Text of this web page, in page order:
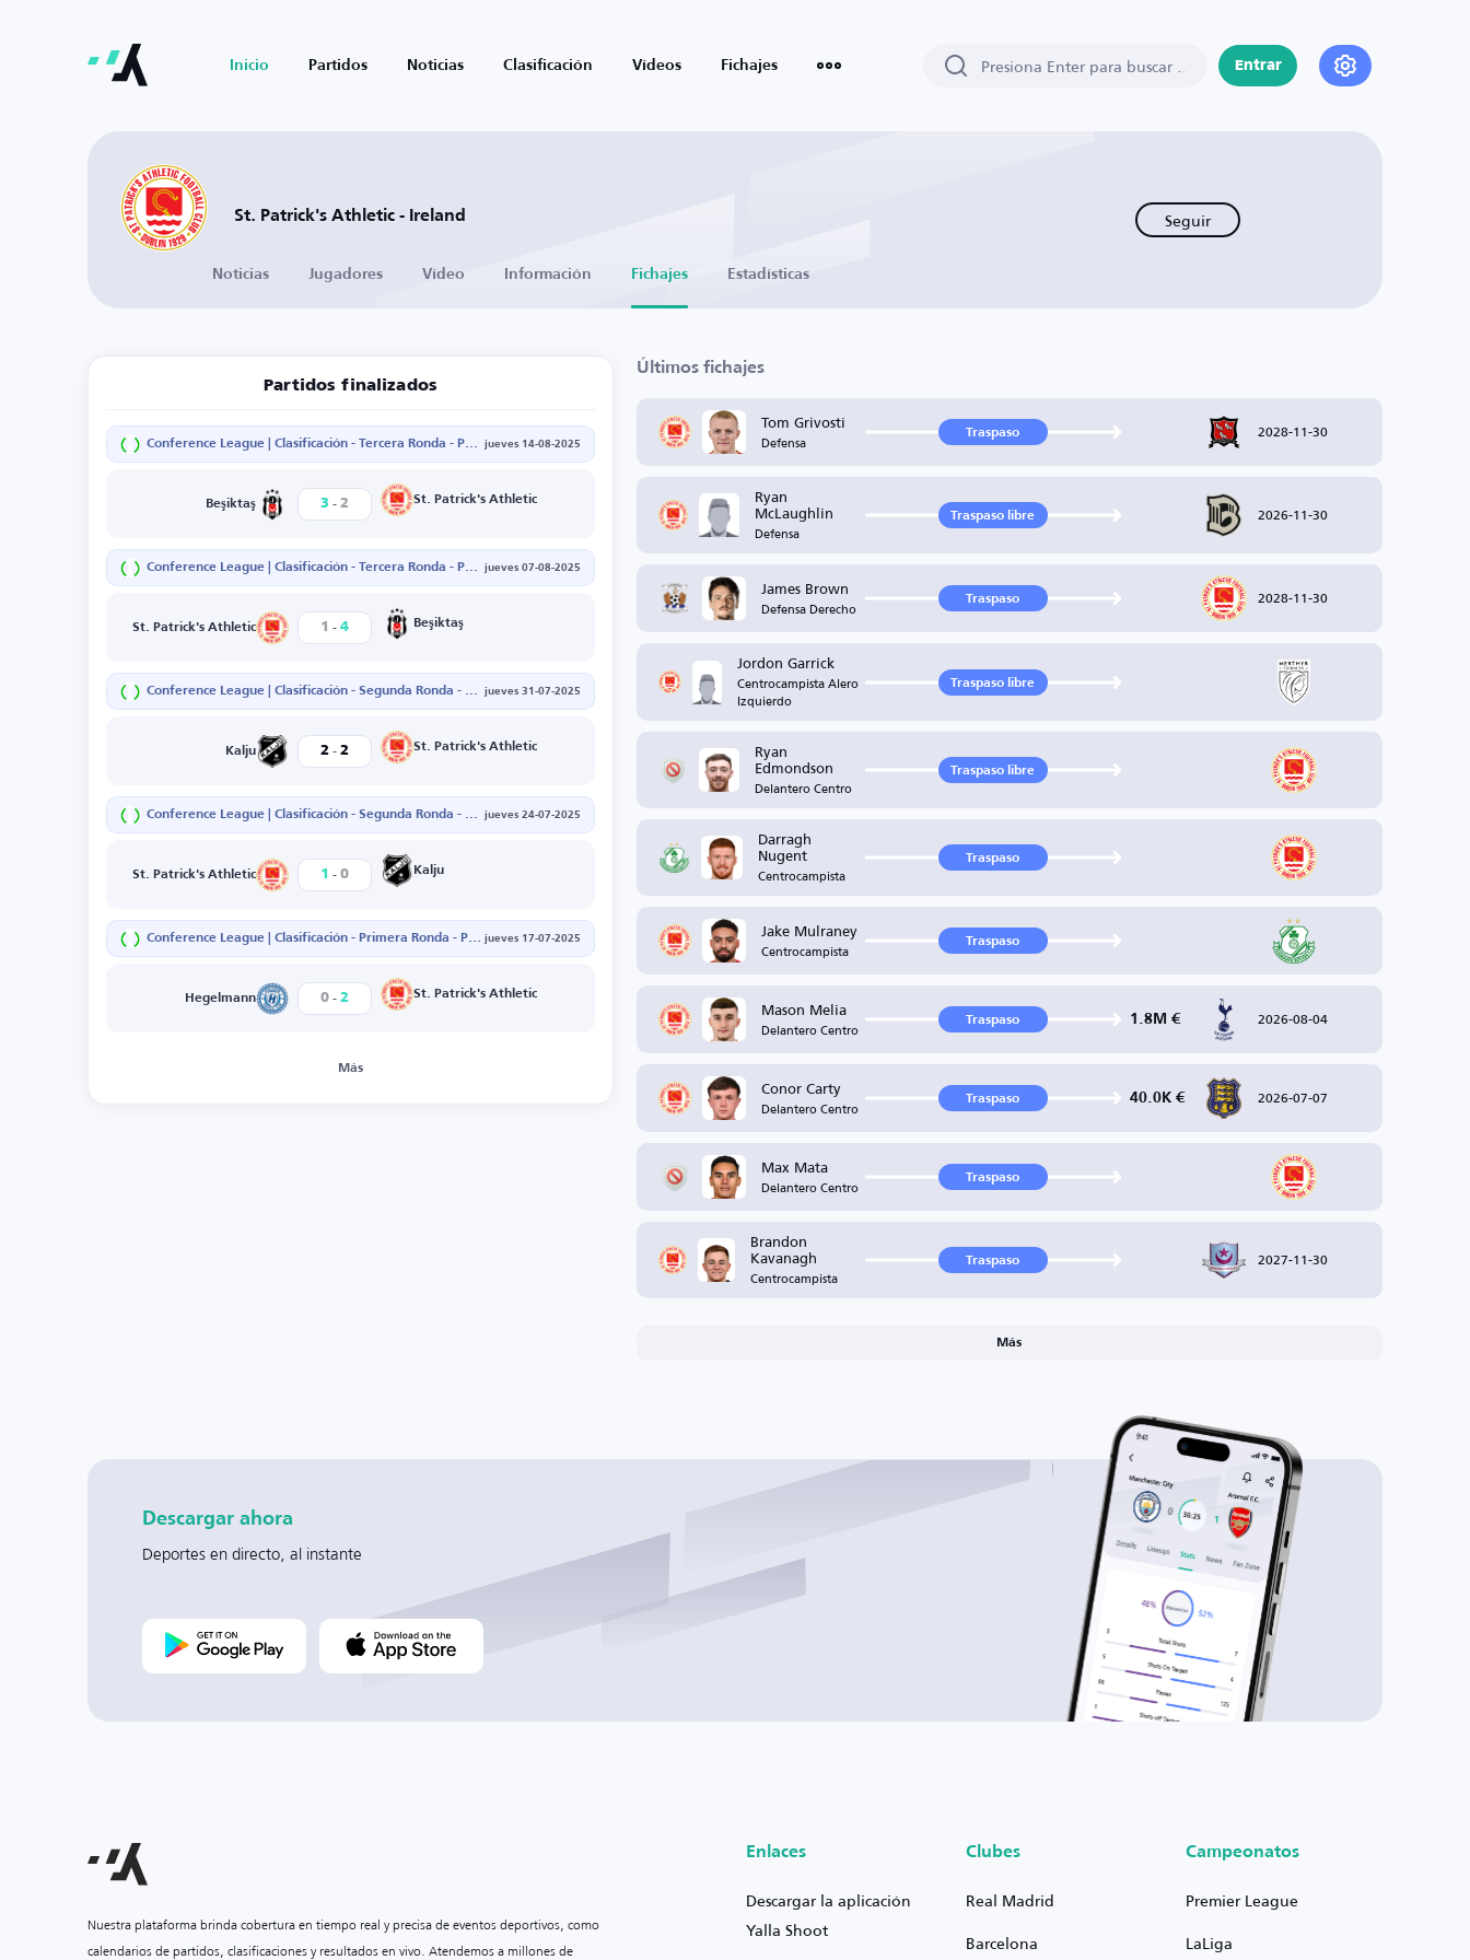
Inicio Partidos Noticias Clasificación Vídeos Fichajes Entrar
St. Patrick's Athletic - Ireland Seguir
Noticias Jugadores Vídeo Información Fichajes Estadísticas
Partidos finalizados
Conference League | Clasificación - Tercera Ronda - Partido de vuelta jueves 14-08-2025
Beşiktaş 3 - 2 St. Patrick's Athletic
Conference League | Clasificación - Tercera Ronda - Partido de ida jueves 07-08-2025
St. Patrick's Athletic 1 - 4 Beşiktaş
Conference League | Clasificación - Segunda Ronda - Partido de vuelta jueves 31-07-2025
Kalju 2 - 2 St. Patrick's Athletic
Conference League | Clasificación - Segunda Ronda - Partido de ida jueves 24-07-2025
St. Patrick's Athletic 1 - 0 Kalju
Conference League | Clasificación - Primera Ronda - Partido de vuelta jueves 17-07-2025
Hegelmann 0 - 2 St. Patrick's Athletic
Más
Últimos fichajes
Tom Grivosti
Defensa Traspaso 2028-11-30
Ryan
McLaughlin
Defensa
Traspaso libre 2026-11-30
James Brown
Defensa Derecho Traspaso 2028-11-30
Jordon Garrick
Centrocampista Alero
Izquierdo
Traspaso libre
Ryan
Edmondson
Delantero Centro
Traspaso libre
Darragh
Nugent
Centrocampista
Traspaso
Jake Mulraney
Centrocampista Traspaso
Mason Melia
Delantero Centro Traspaso 1.8M € 2026-08-04
Conor Carty
Delantero Centro Traspaso 40.0K € 2026-07-07
Max Mata
Delantero Centro Traspaso
Brandon
Kavanagh
Centrocampista
Traspaso 2027-11-30
Más
Descargar ahora
Deportes en directo, al instante
Nuestra plataforma brinda cobertura en tiempo real y precisa de eventos deportivos, como
calendarios de partidos, clasificaciones y resultados en vivo. Atendemos a millones de
Enlaces
Descargar la aplicación
Yalla Shoot
Clubes
Real Madrid
Barcelona
Campeonatos
Premier League
LaLiga